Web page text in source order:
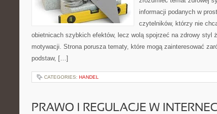
informacji podanych w
czytelników, którzy nie
obietnicach szybkich efektów, lecz wolą spojrzeć na zdrowy styl
motywacji. Strona porusza tematy, które mogą zainteresować
podstaw, […]
CATEGORIES: HANDEL
PRAWO I REGULACJE W